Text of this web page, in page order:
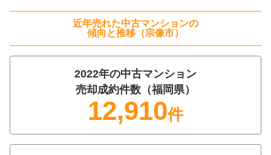
専有面積: 83㎡
ハウスドゥ 宗像（株式会社髙山不動産）
300 万円
階数:3階 専有面積:44㎡
近年売れた中古マンションの
傾向と推移（宗像市）
2022年の中古マンション
売却成約件数（福岡県）
12,910件